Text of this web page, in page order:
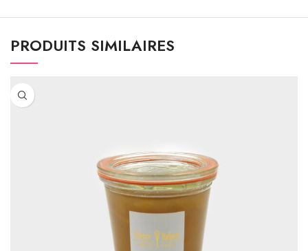
PRODUITS SIMILAIRES